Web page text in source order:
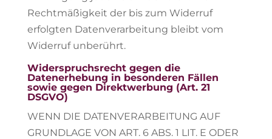
Rechtmäßigkeit der bis zum Widerruf
erfolgten Datenverarbeitung bleibt vom
Widerruf unberührt.
Widerspruchsrecht gegen die
Datenerhebung in besonderen Fällen
sowie gegen Direktwerbung (Art. 21
DSGVO)
WENN DIE DATENVERARBEITUNG AUF
GRUNDLAGE VON ART. 6 ABS. 1 LIT. E ODER